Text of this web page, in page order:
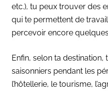
etc.), tu peux trouver des
qui te permettent de
percevoir encore
Enfin, selon ta
saisonniers pendant les
l’hôtellerie, le tourisme,